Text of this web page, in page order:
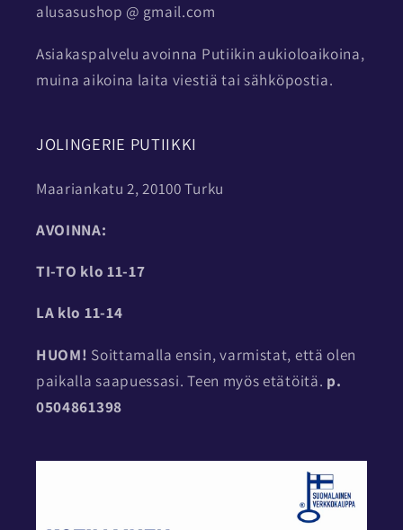
alusasushop @ gmail.com
Asiakaspalvelu avoinna Putiikin aukioloaikoina,
muina aikoina laita viestiä tai sähköpostia.
JOLINGERIE PUTIIKKI
Maariankatu 2, 20100 Turku
AVOINNA:
TI-TO klo 11-17
LA klo 11-14
HUOM! Soittamalla ensin, varmistat, että olen
paikalla saapuessasi. Teen myös etätöitä. p.
0504861398